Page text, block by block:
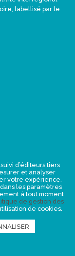
labellisé par le
d’éditeurs tiers
et analyser
votre expérience.
les paramètres
à tout moment.
de gestion des
de cookies.